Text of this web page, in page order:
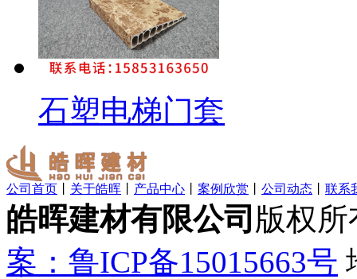
石塑电梯门套
公司首页 关于皓晖 产品中心 案例欣赏 公司动态 联系
皓晖建材有限公司 版权
案：鲁ICP备15015663号